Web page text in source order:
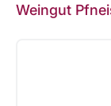
Weingut